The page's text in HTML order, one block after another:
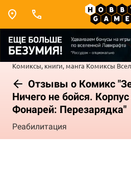
Комиксы, книги, манга Комиксы
Отзывы о Комикс
Ничего не бойся.
Фонарей: Перезарядка"
Реабилитация